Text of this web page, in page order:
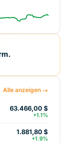
Alle anzeigen →
63.466,00 $
+1.1%
1.881,80 $
+1.9%